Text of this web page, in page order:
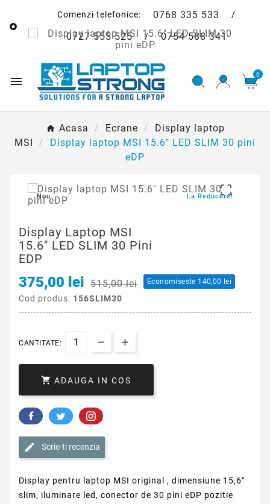

Comenzi telefonice: 0768 335 533
0727 555 525 / 0754 588 341
 0
Acasa Ecrane
Display laptop
MSI
Display laptop MSI 15.6" LED SLIM 30 pini
eDP
Nou La Reducere!

Display Laptop MSI
15.6" LED SLIM 30 Pini
EDP
375,00 lei 515,00 lei Economiseste 140,00 lei
Cod produs: 156SLIM30
CANTITATE:
 ADAUGA IN COS
Scrie-ti recenzia
Display pentru laptop MSI original , dimensiune 15,6"
slim, iluminare led, conector de 30 pini eDP pozitie